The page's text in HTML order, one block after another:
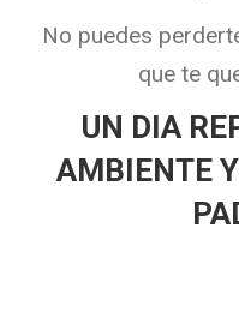
No puedes
que te
UN DIA
AMBIENTE